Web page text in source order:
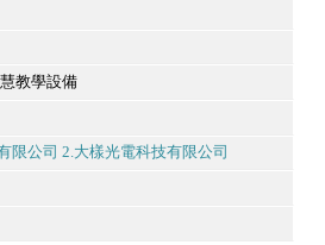
教學設備
限公司 2.大樣光電科技有限公司